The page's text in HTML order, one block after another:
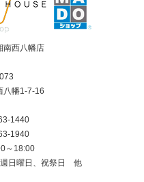
南西八幡店
八幡1-7-16
1440
1940
～18:00
週日曜日、祝祭日 他